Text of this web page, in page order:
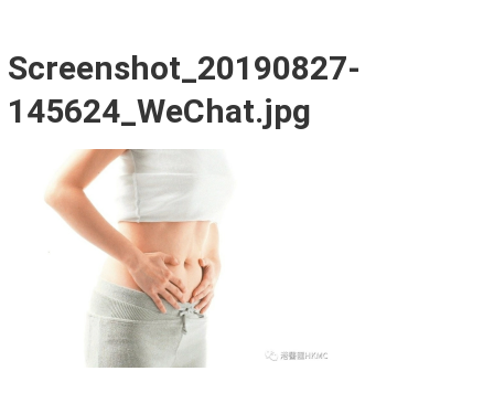
Screenshot_20190827-
145624_WeChat.jpg